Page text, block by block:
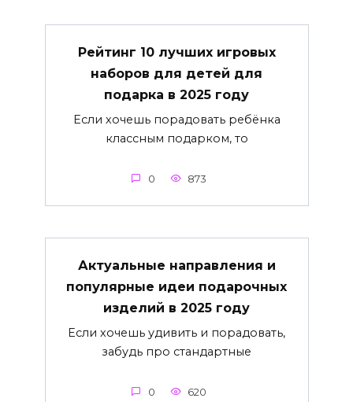
Рейтинг 10 лучших игровых
наборов для детей для
подарка в 2025 году
Если хочешь порадовать ребёнка
классным подарком, то
0 873
Актуальные направления и
популярные идеи подарочных
изделий в 2025 году
Если хочешь удивить и порадовать,
забудь про стандартные
0 620